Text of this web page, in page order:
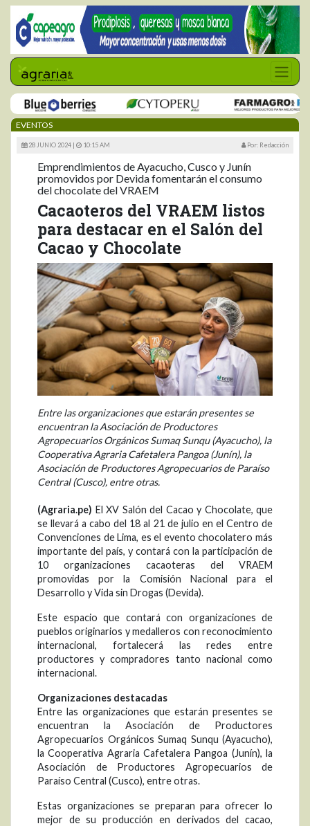
EVENTOS
28 JUNIO 2024 | 10:15 AM Por: Redacción
Emprendimientos de Ayacucho, Cusco y Junín
promovidos por Devida fomentarán el consumo
del chocolate del VRAEM
Cacaoteros del VRAEM listos
para destacar en el Salón del
Cacao y Chocolate
Entre las organizaciones que estarán presentes se
encuentran la Asociación de Productores
Agropecuarios Orgánicos Sumaq Sunqu (Ayacucho), la
Cooperativa Agraria Cafetalera Pangoa (Junín), la
Asociación de Productores Agropecuarios de Paraíso
Central (Cusco), entre otras.
(Agraria.pe) El XV Salón del Cacao y Chocolate, que
se llevará a cabo del 18 al 21 de julio en el Centro de
Convenciones de Lima, es el evento chocolatero más
importante del país, y contará con la participación de
10 organizaciones cacaoteras del VRAEM
promovidas por la Comisión Nacional para el
Desarrollo y Vida sin Drogas (Devida).
Este espacio que contará con organizaciones de
pueblos originarios y medalleros con reconocimiento
internacional, fortalecerá las redes entre
productores y compradores tanto nacional como
internacional.
Organizaciones destacadas
Entre las organizaciones que estarán presentes se
encuentran la Asociación de Productores
Agropecuarios Orgánicos Sumaq Sunqu (Ayacucho),
la Cooperativa Agraria Cafetalera Pangoa (Junín), la
Asociación de Productores Agropecuarios de
Paraíso Central (Cusco), entre otras.
Estas organizaciones se preparan para ofrecer lo
mejor de su producción en derivados del cacao,